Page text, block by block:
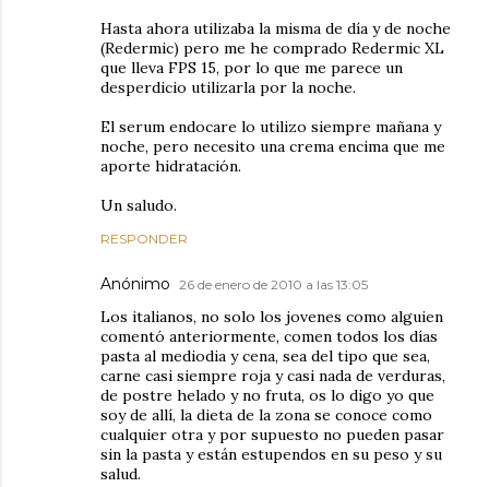
Hasta ahora utilizaba la misma de día y de noche
(Redermic) pero me he comprado Redermic XL
que lleva FPS 15, por lo que me parece un
desperdicio utilizarla por la noche.
El serum endocare lo utilizo siempre mañana y
noche, pero necesito una crema encima que me
aporte hidratación.
Un saludo.
RESPONDER
Anónimo 26 de enero de 2010 a las 13:05
Los italianos, no solo los jovenes como alguien
comentó anteriormente, comen todos los días
pasta al mediodia y cena, sea del tipo que sea,
carne casi siempre roja y casi nada de verduras,
de postre helado y no fruta, os lo digo yo que
soy de allí, la dieta de la zona se conoce como
cualquier otra y por supuesto no pueden pasar
sin la pasta y están estupendos en su peso y su
salud.